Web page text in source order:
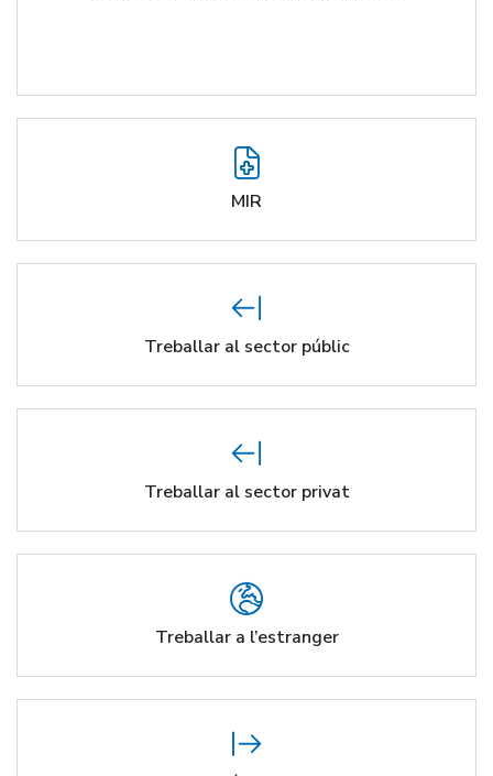
MIR
Treballar al sector públic
Treballar al sector privat
Treballar a l’estranger